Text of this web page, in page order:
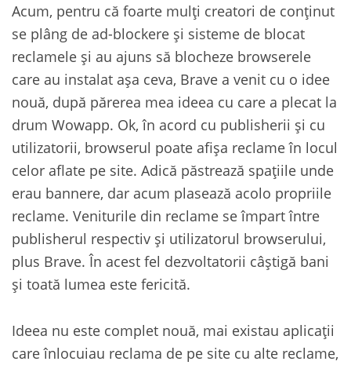
Acum, pentru că foarte mulți creatori de conținut
se plâng de ad-blockere și sisteme de blocat
reclamele și au ajuns să blocheze browserele
care au instalat așa ceva, Brave a venit cu o idee
nouă, după părerea mea ideea cu care a plecat la
drum Wowapp. Ok, în acord cu publisherii și cu
utilizatorii, browserul poate afișa reclame în locul
celor aflate pe site. Adică păstrează spațiile unde
erau bannere, dar acum plasează acolo propriile
reclame. Veniturile din reclame se împart între
publisherul respectiv și utilizatorul browserului,
plus Brave. În acest fel dezvoltatorii câștigă bani
și toată lumea este fericită.
Ideea nu este complet nouă, mai existau aplicații
care înlocuiau reclama de pe site cu alte reclame,